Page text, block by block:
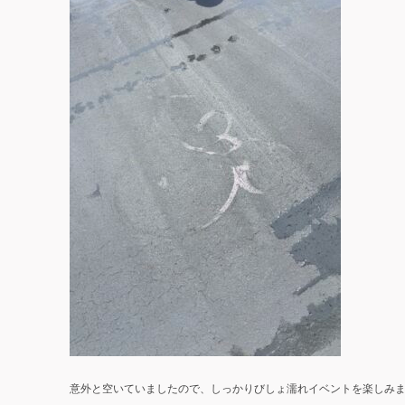
意外と空いていましたので、しっかりびしょ濡れイベントを楽しみ